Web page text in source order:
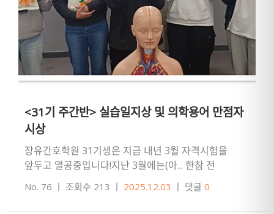
<31기 주간반> 실습일지상 및 의학용어 만점자
시상
장유간호학원 31기생은 지금 내년 3월 자격시험을
앞두고 열공중입니다!지난 3월에는(아... 한참 전
얘기네요ㅎㅎ) 의료기관 현장실습을 가기 전 간단하게
의학용어 시험을 치렀구요.…
No. 76 ㅣ 조회수 213 ㅣ 2025.12.03 ㅣ 댓글 0